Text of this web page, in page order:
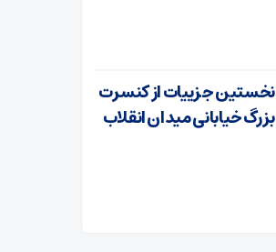
نخستین جزییات از کنسرت
بزرگ خیابانی میدان انقلاب